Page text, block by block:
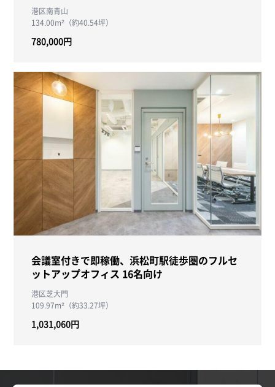
港区南青山
134.00m²（約40.54坪）
780,000円
会議室付きで即稼働、浜松町駅徒歩圏のフルセ
ットアップオフィス 16名向け
港区芝大門
109.97m²（約33.27坪）
1,031,060円